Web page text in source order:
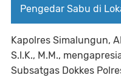
Pengedar Sabu di
Kapolres Simalungun,
S.I.K., M.M.,
Subsatgas Dokkes